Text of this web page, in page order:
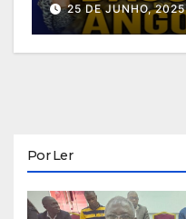
25 DE JUNHO, 2025
Por Ler